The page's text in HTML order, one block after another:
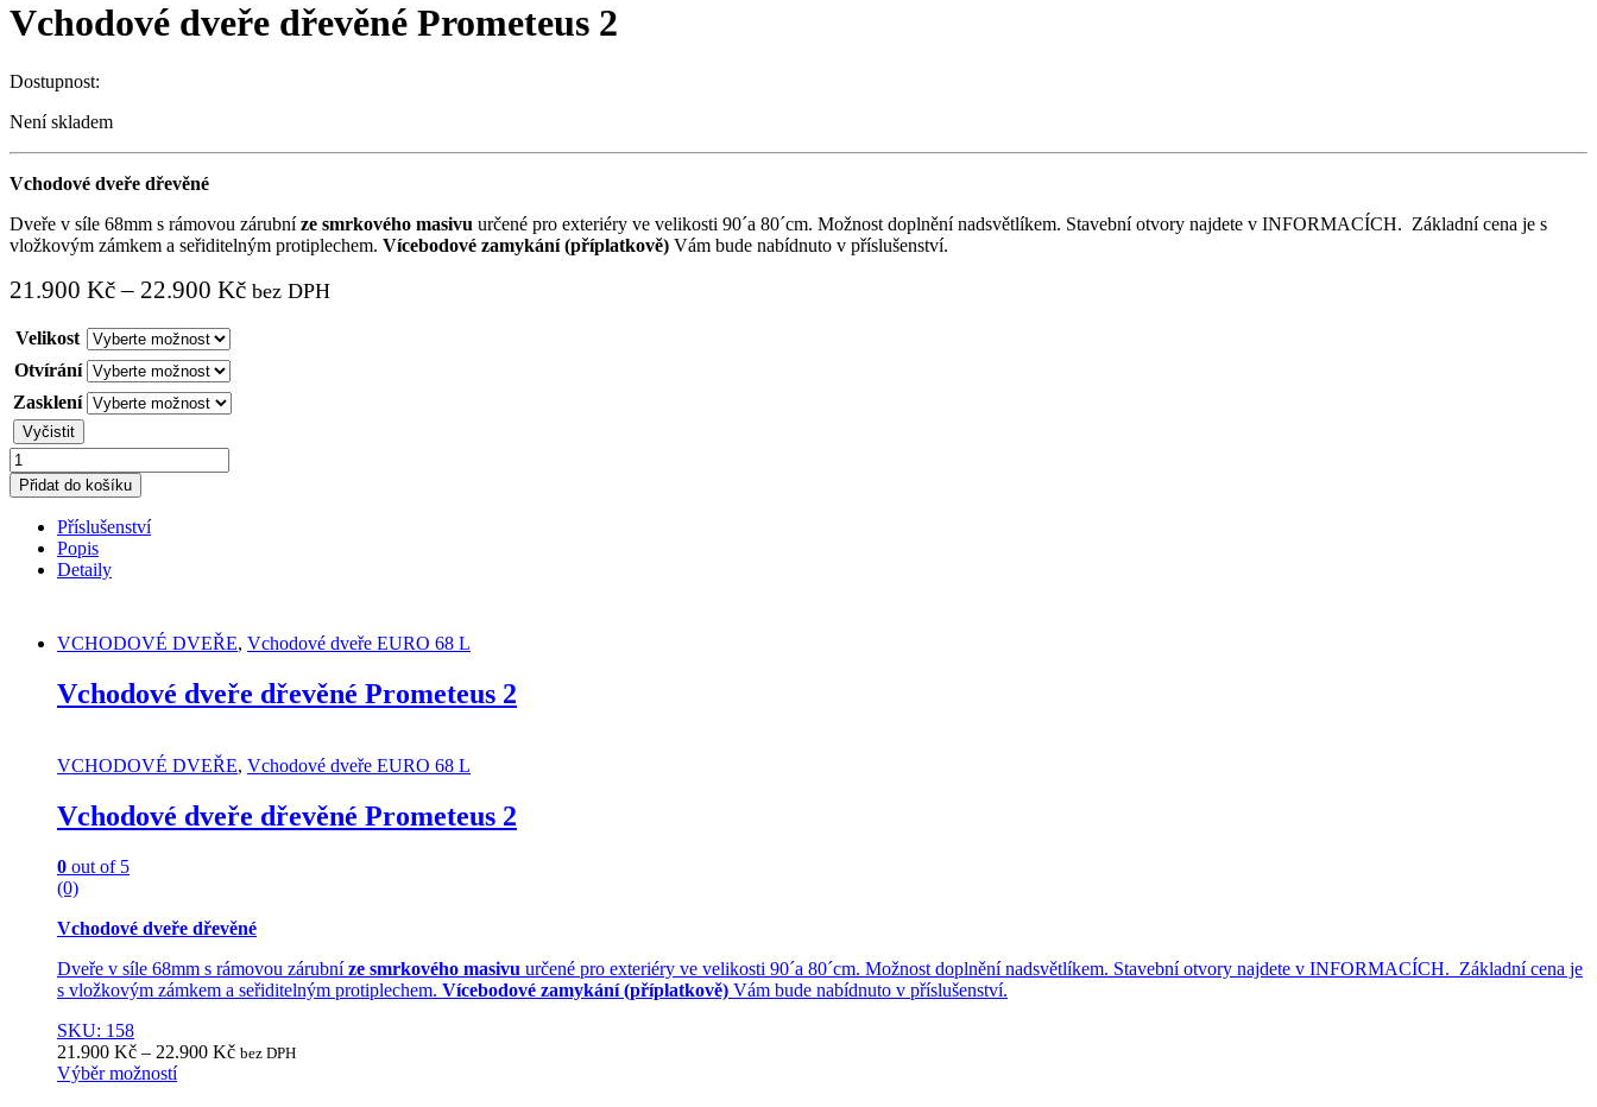
Vchodové dveře dřevěné Prometeus 2
Dostupnost:
Není skladem
Vchodové dveře dřevěné
Dveře v síle 68mm s rámovou zárubníze smrkového masivu určené pro exteriéry ve velikosti 90´a 80´cm. Možnost doplnění nadsvětlíkem. Stavební otvory najdete v INFORMACÍCH. Základní cena je s
vložkovým zámkem a seřiditelným protiplechem. Vícebodové zamykání (příplatkově) Vám bude nabídnuto v příslušenství.
21.900 Kč– 22.900 Kč bez DPH
Velikost
Otvírání
Zasklení
Vyčistit
Vchodové
dveře
dřevěné
Prometeus
quantity
Přidat do košíku
Příslušenství
Popis
Detaily
VCHODOVÉ DVEŘE, Vchodové dveře EURO 68 L
Vchodové dveře dřevěné Prometeus 2
VCHODOVÉ DVEŘE, Vchodové dveře EURO 68 L
Vchodové dveře dřevěné Prometeus 2
0 out of 5
(0)
Vchodové dveře dřevěné
Dveře v síle 68mm s rámovou zárubníze smrkového masivu určené pro exteriéry ve velikosti 90´a 80´cm. Možnost doplnění nadsvětlíkem. Stavební otvory najdete v INFORMACÍCH. Základní cena je
s vložkovým zámkem a seřiditelným protiplechem. Vícebodové zamykání (příplatkově) Vám bude nabídnuto v příslušenství.
SKU: 158
21.900 Kč – 22.900 Kč bez DPH
Výběr možností